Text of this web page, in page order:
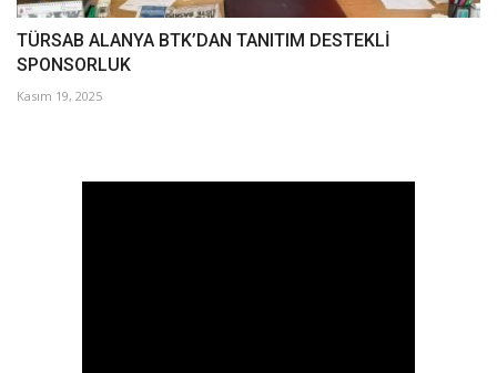
TÜRSAB ALANYA BTK’DAN TANITIM DESTEKLİ
SPONSORLUK
Kasım 19, 2025